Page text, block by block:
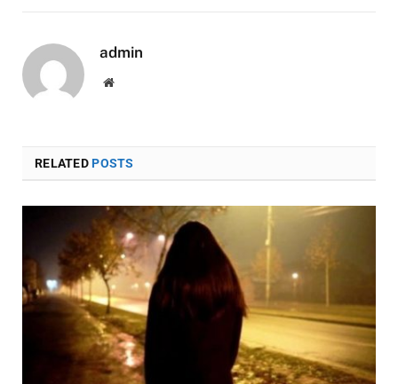
admin
Website
RELATEDPOSTS